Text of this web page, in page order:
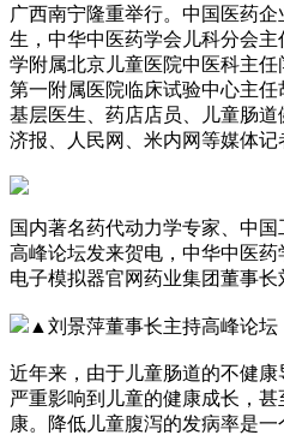
广西南宁隆重举行。中国医
生，中华中医药学会儿科分会主
学附属北京儿童医院中医科主任闫
第一附属医院临床试验中心主任
基层医生、药店店员、儿
济报、人民网、米内网等媒体记
国内著名药代动力学专家、中
高峰论坛发来贺电，中华中医
电子模拟器官网药业集团董事长刘
▲刘景萍董事长主持高峰论坛
近年来，由于儿童肠道的不健
严重影响到儿童的健康成长
康。降低儿童腹泻的发病率